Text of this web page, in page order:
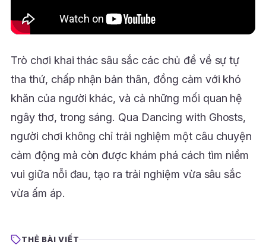
Trò chơi khai thác sâu sắc các chủ đề về sự tự
tha thứ, chấp nhận bản thân, đồng cảm với khó
khăn của người khác, và cả những mối quan hệ
ngây thơ, trong sáng. Qua Dancing with Ghosts,
người chơi không chỉ trải nghiệm một câu chuyện
cảm động mà còn được khám phá cách tìm niềm
vui giữa nỗi đau, tạo ra trải nghiệm vừa sâu sắc
vừa ấm áp.
THẺ BÀI VIẾT